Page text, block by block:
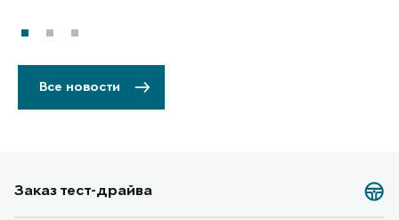
Все новости
Заказ тест-драйва